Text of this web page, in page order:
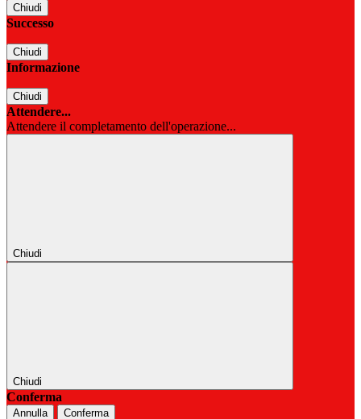
Chiudi
Successo
Chiudi
Informazione
Chiudi
Attendere...
Attendere il completamento dell'operazione...
Chiudi
Chiudi
Conferma
Annulla Conferma